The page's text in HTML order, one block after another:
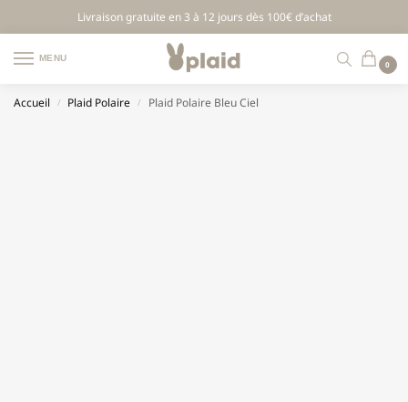
Livraison gratuite en 3 à 12 jours dès 100€ d’achat
MENU
0
Accueil / Plaid Polaire / Plaid Polaire Bleu Ciel